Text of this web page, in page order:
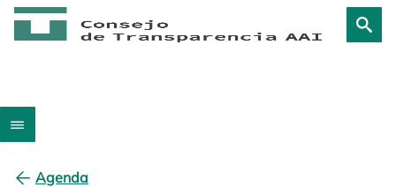
Agenda